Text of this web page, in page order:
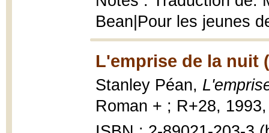
Bean|Pour les jeunes
L'emprise de la nuit
Stanley Péan,
Roman + ; R+28,